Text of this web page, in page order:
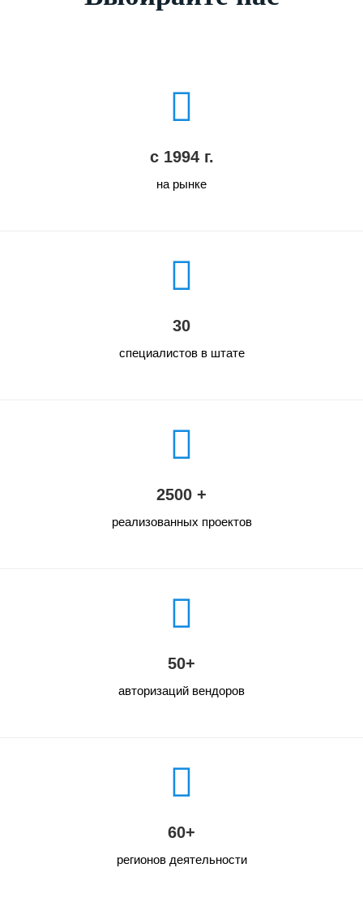
с 1994 г.
на рынке
30
специалистов в штате
2500 +
реализованных проектов
50+
авторизаций вендоров
60+
регионов деятельности